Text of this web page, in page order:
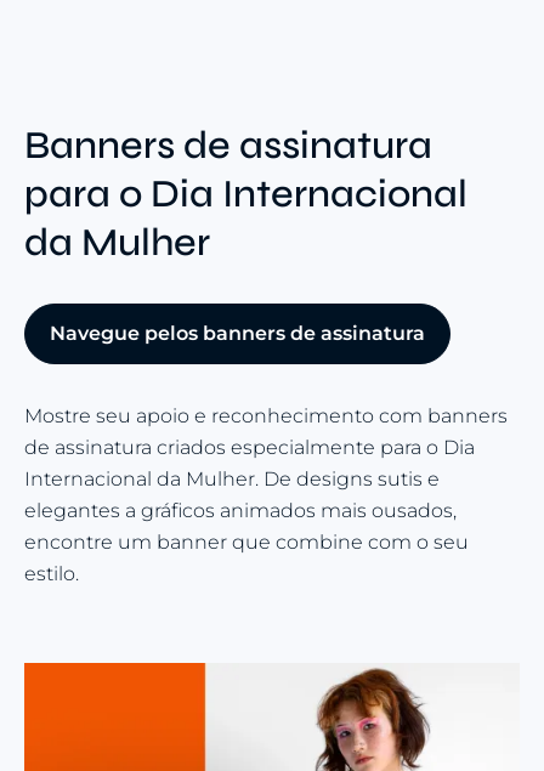
Banners de assinatura
para o Dia Internacional
da Mulher
Navegue pelos banners de assinatura
Mostre seu apoio e reconhecimento com banners
de assinatura criados especialmente para o Dia
Internacional da Mulher. De designs sutis e
elegantes a gráficos animados mais ousados,
encontre um banner que combine com o seu
estilo.